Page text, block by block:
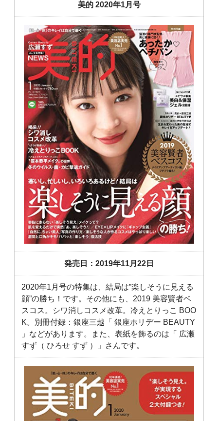
美的 2020年1月号
発売日：2019年11月22日
2020年1月号の特集は、結局は”楽しそうに見える
顔”の勝ち！です。その他にも、2019 美容賢者ベ
スコス。シワ消しコスメ改革。冷えとりっこ BOO
K。別冊付録：銀座三越「 銀座ホリデー BEAUTY
」などがあります。また、表紙を飾るのは「 広瀬
すず（ ひろせ すず ）」さんです。